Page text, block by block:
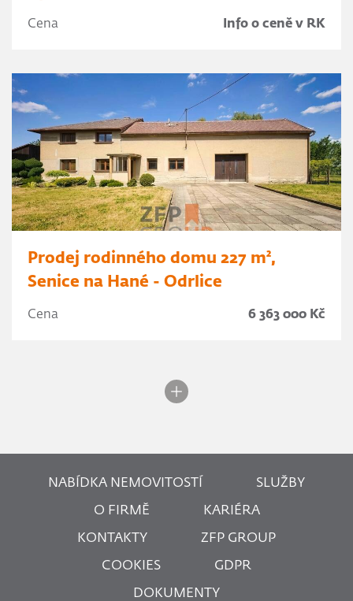
Cena Info o ceně v RK
Prodej rodinného domu 227 m²,
Senice na Hané - Odrlice
Cena 6 363 000 Kč
NABÍDKA NEMOVITOSTÍ SLUŽBY
O FIRMĚ KARIÉRA
KONTAKTY ZFP GROUP
COOKIES GDPR
DOKUMENTY